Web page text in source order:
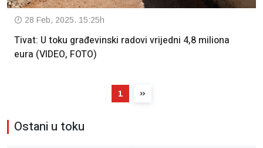
28 Feb, 2025. 15:25h
Tivat: U toku građevinski radovi vrijedni 4,8 miliona
eura (VIDEO, FOTO)
1
Ostani u toku